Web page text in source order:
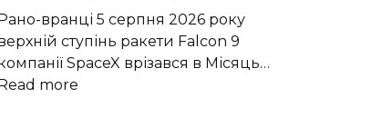
протизапальну
пам’ять
вранці 5 серпня 2026 року
ступінь ракети Falcon 9
SpaceX врізався в Місяць…
more